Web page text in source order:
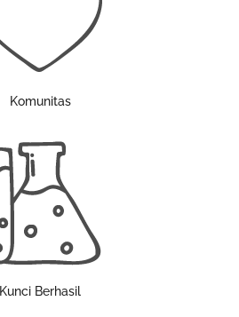
Komunitas
Kunci Berhasil